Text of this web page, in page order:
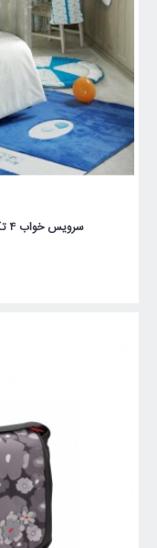
سرویس خواب 4 تکه کیدبو-KidBoo مدل Happy Birthday